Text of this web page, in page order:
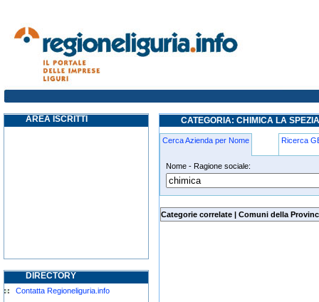
chimica la-spezia
AREA ISCRITTI
DIRECTORY
Contatta Regioneliguria.info
CATEGORIA: CHIMICA LA SPEZIA
Cerca Azienda per Nome Ricerca
Nome - Ragione sociale:
chimica la-spezia
Categorie correlate | Comuni della